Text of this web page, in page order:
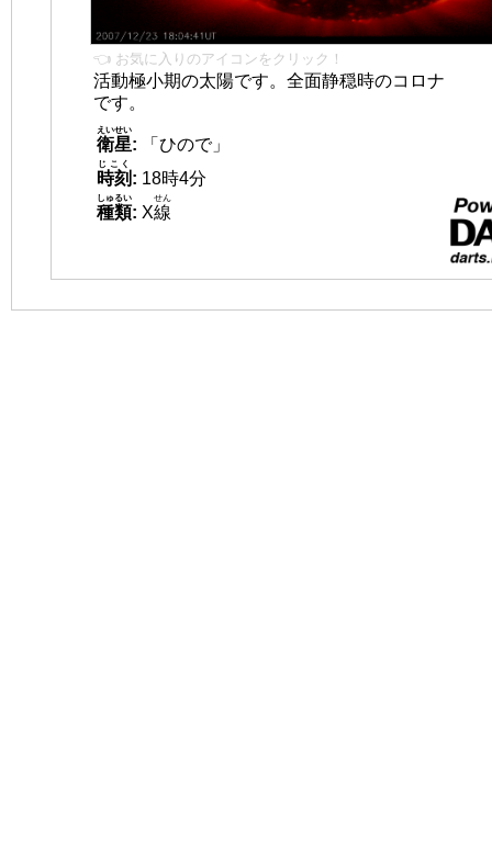
👈 お気に入りのアイコンをクリック！
活動極小期の太陽です。全面静穏時のコロナ
です。
衛星
えいせい
:
「ひので」
時刻
じこく
: 18時4分
種類
しゅるい
: X線
せん